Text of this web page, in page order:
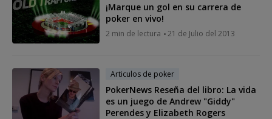
¡Marque un gol en su carrera de
poker en vivo!
2 min de lectura 21 de Julio del 2013
Articulos de poker
PokerNews Reseña del libro: La vida
es un juego de Andrew "Giddy"
Perendes y Elizabeth Rogers